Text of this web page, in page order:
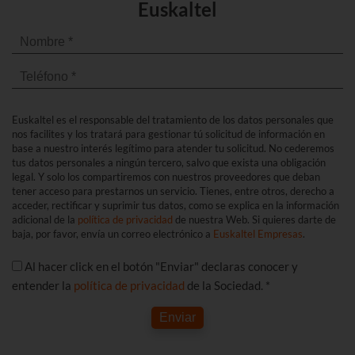
Euskaltel
Euskaltel es el responsable del tratamiento de los datos personales que
nos facilites y los tratará para gestionar tú solicitud de información en
base a nuestro interés legítimo para atender tu solicitud. No cederemos
tus datos personales a ningún tercero, salvo que exista una obligación
legal. Y solo los compartiremos con nuestros proveedores que deban
tener acceso para prestarnos un servicio. Tienes, entre otros, derecho a
acceder, rectificar y suprimir tus datos, como se explica en la información
adicional de la política de privacidad de nuestra Web. Si quieres darte de
baja, por favor, envía un correo electrónico a Euskaltel Empresas.
Al hacer click en el botón "Enviar" declaras conocer y
entender la política de privacidad de la Sociedad. *
Enviar